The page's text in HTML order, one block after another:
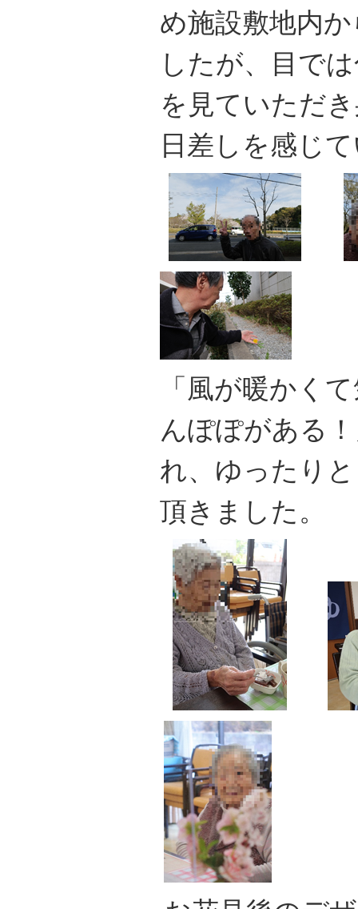
め施設敷地内
したが、目で
を見ていただ
日差しを感じ
「風が暖かく
んぽぽがある
れ、ゆったり
頂きました。